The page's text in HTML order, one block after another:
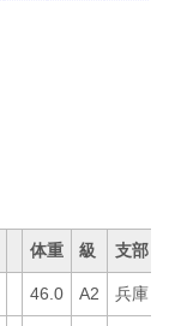
体重 級 支部
46.0 A2 兵庫